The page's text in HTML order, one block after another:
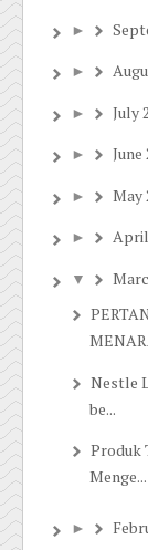
►
►
► July
► June
► May
► April
▼
Nestle
be...
Produk
Menge...
►